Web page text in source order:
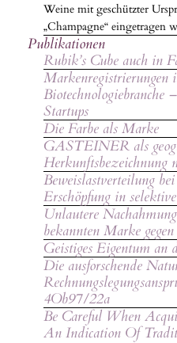
Weine mit geschützter
„Champagne“ eingetragen
Publikationen
Rubik’s Cube auch in
Markenregistrierungen
Biotechnologiebranche
Startups
Die Farbe als Marke
GASTEINER als
Herkunftsbezeichnung
Beweislastverteilung
Erschöpfung in
Unlautere
bekannten Marke
Geistiges Eigentum an
Die ausforschende
4Ob97/22a
Be Careful When
An Indication Of